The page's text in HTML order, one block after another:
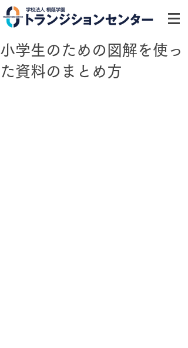
小学生のための図解を使っ
た資料のまとめ方